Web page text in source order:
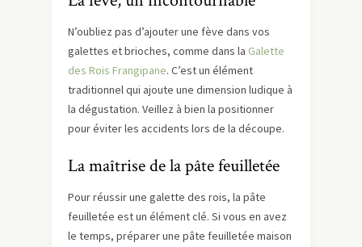
N’oubliez pas d’ajouter une fève dans vos
galettes et brioches, comme dans la Galette
des Rois Frangipane. C’est un élément
traditionnel qui ajoute une dimension ludique à
la dégustation. Veillez à bien la positionner
pour éviter les accidents lors de la découpe.
La maîtrise de la pâte feuilletée
Pour réussir une galette des rois, la pâte
feuilletée est un élément clé. Si vous en avez
le temps, préparer une pâte feuilletée maison